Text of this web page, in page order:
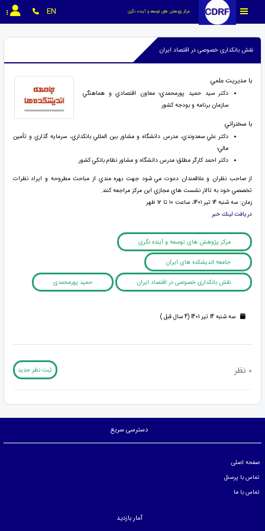
مرکز پژوهش های توسعه و آینده نگری EN
نقش بانکداری خصوصی در اقتصاد ایران
با مديريت علمي
دكتر سيد حميد پورمحمدي؛ معاون اقتصادي و هماهنگي
سازمان برنامه و بودجه كشور
با سخنراني
دكتر علي سعدوندي، مدرس دانشگاه و مشاور بين المللي بانكداري، سرمايه گذاري و تأمين
مالي؛
دكتر احمد كارگر مطلق؛ مدرس دانشگاه و مشاور نظام بانكي كشور.
از صاحب نظران و علاقمندان دعوت مي شود جهت بهره مندي از مباحث مطروحه و ايراد نظرات
تخصصي خود به تالار نشست هاي مجازي اين مركز مراجعه كنند.
زمان: سه شنبه ۱۴ تير ۱۴۰۱، ساعت ۱۰ تا ۱۲ ظهر
دريافت لينك خبر
مرکز پژوهش های توسعه و آینده نگری
جامعه اندیشکده های ایران
نقش بانکداری خصوصی در اقتصاد ایران حمید پورمحمدی
سه شنبه 14 تیر 1401 (4 سال قبل )
0 نظر ثبت نظر جدید
دسترسی سریع
صفحه اصلی
تماس با پرسنل
تماس با ما
آمار بازدید